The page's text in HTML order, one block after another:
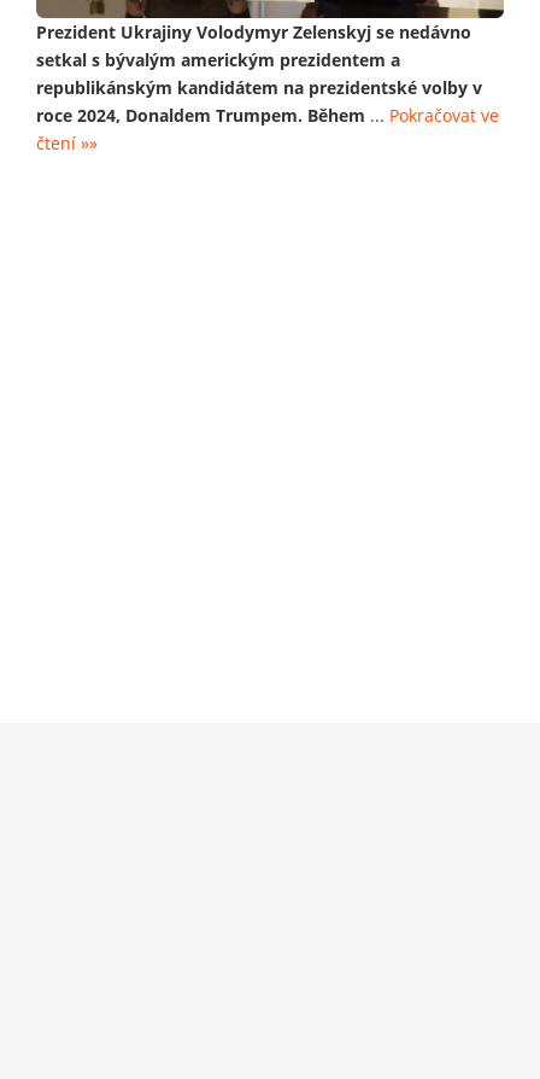
Prezident Ukrajiny Volodymyr Zelenskyj se nedávno
setkal s bývalým americkým prezidentem a
republikánským kandidátem na prezidentské volby v
roce 2024, Donaldem Trumpem. Během ... Pokračovat ve
čtení »»